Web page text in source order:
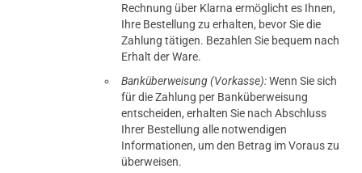
Rechnung über Klarna ermöglicht es Ihnen,
Ihre Bestellung zu erhalten, bevor Sie die
Zahlung tätigen. Bezahlen Sie bequem nach
Erhalt der Ware.
Banküberweisung (Vorkasse):Wenn Sie sich
für die Zahlung per Banküberweisung
entscheiden, erhalten Sie nach Abschluss
Ihrer Bestellung alle notwendigen
Informationen, um den Betrag im Voraus zu
überweisen.